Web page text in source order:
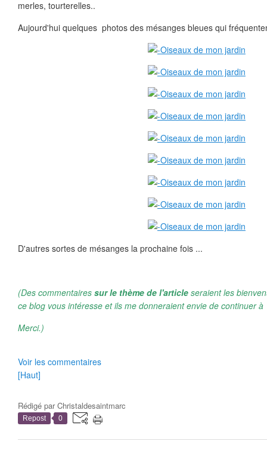
merles, tourterelles..
Aujourd'hui quelques photos des mésanges bleues qui
D'autres sortes de mésanges la prochaine fois ...
(Des commentaires sur le thème de l'article seraient les
ce blog vous intéresse et ils me donneraient envie de continuer
Merci.)
Voir les commentaires
[Haut]
Rédigé parChristaldesaintmarc
Repost 0